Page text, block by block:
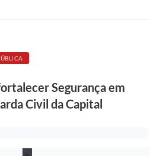
Segurança em
Civil da Capital
t
/